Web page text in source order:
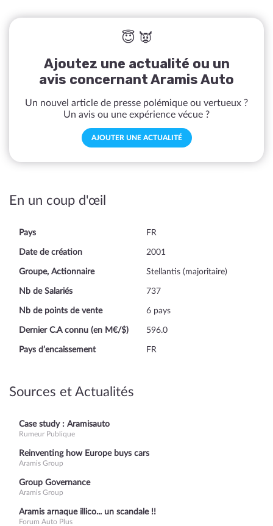
😇 👿
Ajoutez une actualité ou un
avis concernant Aramis Auto
Un nouvel article de presse polémique ou vertueux ?
Un avis ou une expérience vécue ?
AJOUTER UNE ACTUALITÉ
En un coup d'œil
Pays FR
Date de création 2001
Groupe, Actionnaire Stellantis (majoritaire)
Nb de Salariés 737
Nb de points de vente 6 pays
Dernier C.A connu (en M€/$) 596.0
Pays d’encaissement FR
Sources et Actualités
Case study : Aramisauto
Rumeur Publique
Reinventing how Europe buys cars
Aramis Group
Group Governance
Aramis Group
Aramis arnaque illico... un scandale !!
Forum Auto Plus